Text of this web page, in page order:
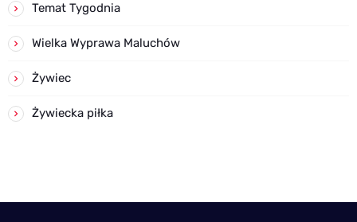
Temat Tygodnia
Wielka Wyprawa Maluchów
Żywiec
Żywiecka piłka